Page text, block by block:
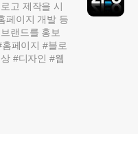
고 제작을 시
페이지 개발 등
랜드를 홍보
페이지 #블로
#디자인 #웹